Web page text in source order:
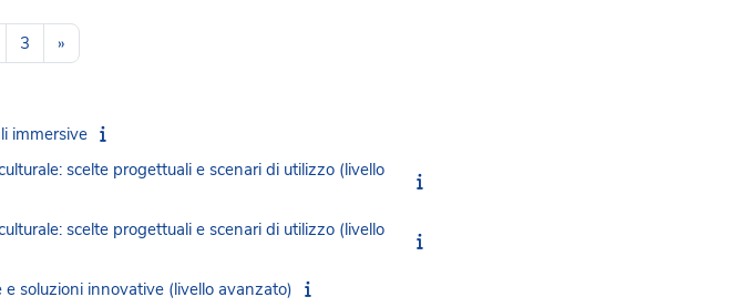
2
3Page 3
»Next page
immersive
scelte progettuali e scenari di utilizzo (livello
scelte progettuali e scenari di utilizzo (livello
soluzioni innovative (livello avanzato)